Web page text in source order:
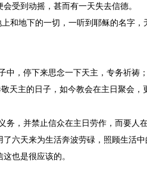
受到动摇，甚而有一天失去信德。
和地下的一切，一听到耶稣的名字，
中，停下来思念一下天主，专务祈祷
天主的日子，如今教会在主日聚会，
务，并禁止信众在主日劳作，而要人
六天来为生活奔波劳碌，照顾生活
也是很应该的。